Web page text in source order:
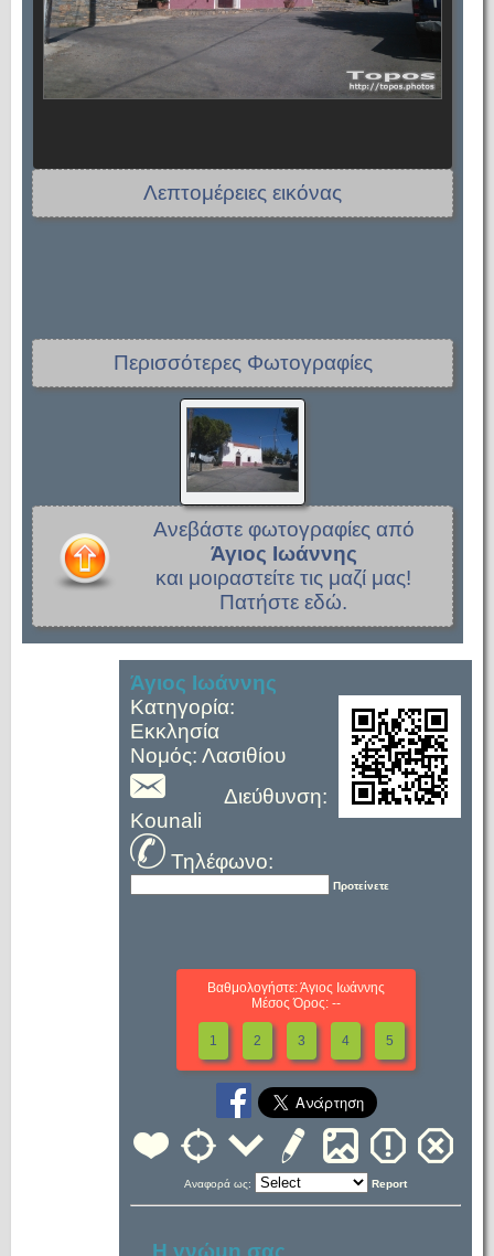
Λεπτομέρειες εικόνας
Περισσότερες Φωτογραφίες
Ανεβάστε φωτογραφίες από
Άγιος Ιωάννης
και μοιραστείτε τις μαζί μας!
Πατήστε εδώ.
Άγιος Ιωάννης
Κατηγορία:
Εκκλησία
Νομός: Λασιθίου
Διεύθυνση:
Kounali
Τηλέφωνο:
Προτείνετε
Βαθμολογήστε: Άγιος Ιωάννης
Μέσος Όρος: --
1 2 3 4 5
Αναφορά ως: Report
Η γνώμη σας